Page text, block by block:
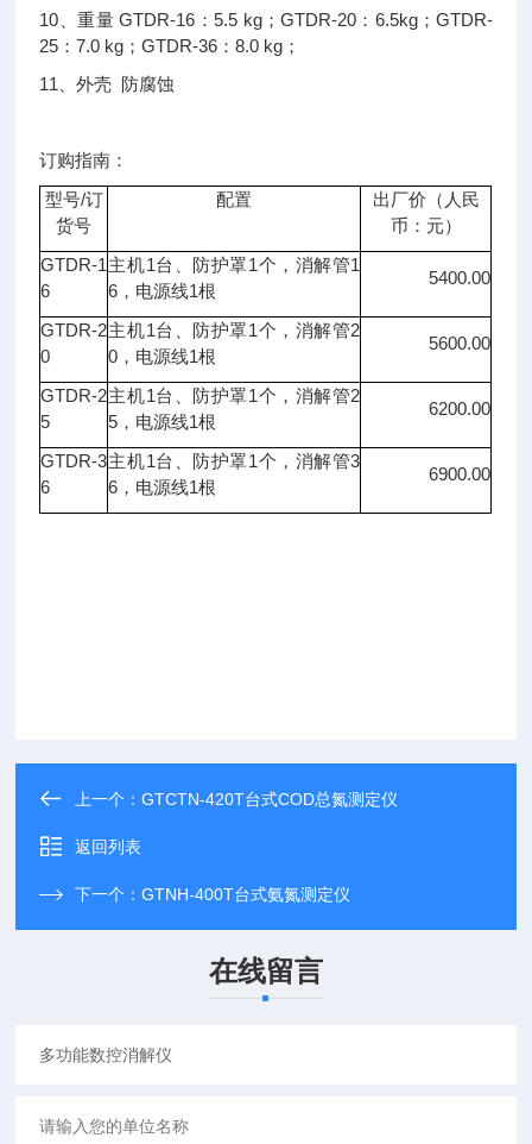
10、重量 GTDR-16：5.5 kg；GTDR-20：6.5kg；GTDR-
25：7.0 kg；GTDR-36：8.0 kg；
11、外壳 防腐蚀
订购指南：
型号/订
货号
配置
出厂价（人民
币：元）
GTDR-1
6
主机1台、防护罩1个，消解管1
6 ，电源线1根
5400.00
GTDR-2
0
主机1台、防护罩1个，消解管2
0 ，电源线1根
5600.00
GTDR-2
5
主机1台、防护罩1个，消解管2
5 ，电源线1根
6200.00
GTDR-3
6
主机1台、防护罩1个，消解管3
6 ，电源线1根
6900.00
上一个：GTCTN-420T台式COD总氮测定仪
返回列表
下一个：GTNH-400T台式氨氮测定仪
在线留言